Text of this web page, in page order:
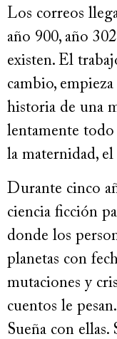
Los correos
año 900, año
existen. El
cambio,
historia de una
lentamente
la maternidad,
Durante cinco
ciencia ficción
donde los
planetas con
mutaciones y
cuentos le
Sueña con